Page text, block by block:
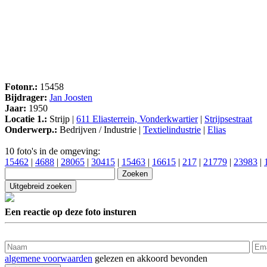
Fotonr.: 15458
Bijdrager: Jan Joosten
Jaar: 1950
Locatie 1.: Strijp | 611 Eliasterrein, Vonderkwartier| Strijpsestraat
Onderwerp.: Bedrijven / Industrie | Textielindustrie Elias
10 foto's in de omgeving:
15462
4688 28065 30415 15463 16615 217 21779 23983
Een reactie op deze foto insturen
algemene voorwaarden gelezen en akkoord bevonden